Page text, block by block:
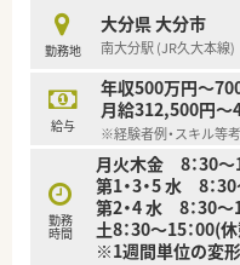
す！
■他店舗からのヘルプ
■事務の方は2.30代の
■子供用のプロジェク
《教育制度》
■教育面で独立者用の
learningは全額会社負
勤務地
大分県 大分市
南大分駅 (JR久大本線)
給与
年収500万円～
月給312,500円～
※経験者例・スキル等
勤務
時間
月火木金 8：30～
第1・3・5 水 8：
第2・4 水 8：30～
土8：30～15：00(
※1週間単位の変